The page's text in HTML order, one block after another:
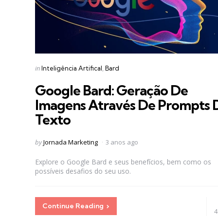
Categories
Posted
inInteligência Artifical Bard
Google Bard: Geração De
Imagens Através De Prompts
Texto
Posted
byJornada Marketing 3 anos ago
Explore o Google Bard e seus benefícios, bem como os
possíveis desafios do seu uso.
Continue Reading